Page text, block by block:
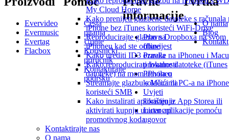
My Cloud Home
Kako prenijeti glazbene datoteke s računala
iPhone bez iTunes koristeći WiFi-Drive
Reproducirajte glazbu s Dropboxa na svom
iPhoneu kad ste offline
Kako urediti ID3 oznake na iPhoneu i Macu
Kako reproducirati lokalne datoteke (iTunes
datoteke) na mom iPhoneu
Streamajte glazbu s Maca ili PC-a na iPhone
koristeći SMB
Kako instalirati aplikaciju iz App Storea ili
aktivirati kupnju unutar aplikacije pomoću
promotivnog koda
Kontaktirajte nas
O nama
Evervideo
Evermusic
Evertag
Flacbox
Česta
pitanja
Upute
Korisnički
priručnik
Kontaktirajte
podršku
informacije
Pravna
obavijest
Pravila
privatnosti
Pravila o
kolačićima
Uvjeti
korištenja
Licencni
ugovor
O nama
Blog
Kontakt